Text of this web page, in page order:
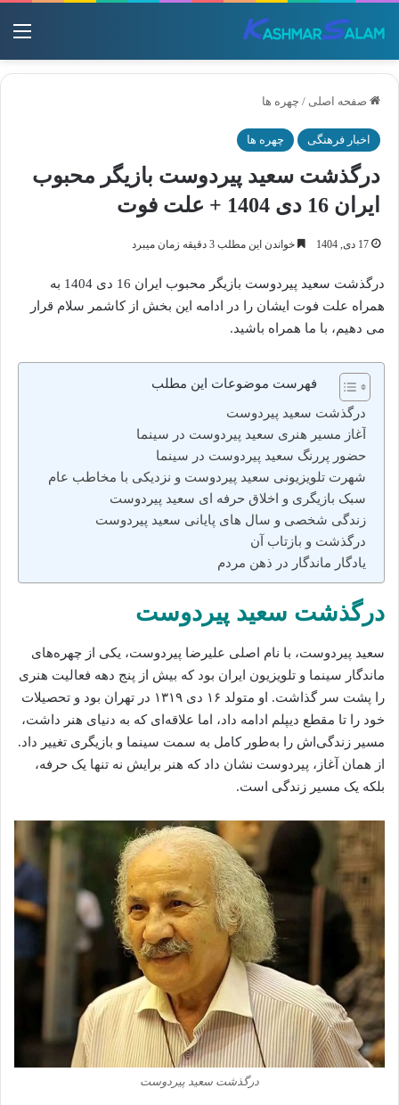
صفحه اصلی / چهره ها
اخبار فرهنگی چهره ها
درگذشت سعید پیردوست بازیگر محبوب
ایران 16 دی 1404 + علت فوت
17 دی, 1404 خواندن این مطلب 3 دقیقه زمان میبرد
درگذشت سعید پیردوست بازیگر محبوب ایران 16 دی 1404 به
همراه علت فوت ایشان را در ادامه این بخش از کاشمر سلام قرار
می دهیم، با ما همراه باشید.
فهرست موضوعات این مطلب
درگذشت سعید پیردوست
آغاز مسیر هنری سعید پیردوست در سینما
حضور پررنگ سعید پیردوست در سینما
شهرت تلویزیونی سعید پیردوست و نزدیکی با مخاطب عام
سبک بازیگری و اخلاق حرفه‌ ای سعید پیردوست
زندگی شخصی و سال‌ های پایانی سعید پیردوست
درگذشت و بازتاب آن
یادگار ماندگار در ذهن مردم
درگذشت سعید پیردوست
سعید پیردوست، با نام اصلی علیرضا پیردوست، یکی از چهره‌های
ماندگار سینما و تلویزیون ایران بود که بیش از پنج دهه فعالیت هنری
را پشت سر گذاشت. او متولد ۱۶ دی ۱۳۱۹ در تهران بود و تحصیلات
خود را تا مقطع دیپلم ادامه داد، اما علاقه‌ای که به دنیای هنر داشت،
مسیر زندگی‌اش را به‌طور کامل به سمت سینما و بازیگری تغییر داد.
از همان آغاز، پیردوست نشان داد که هنر برایش نه تنها یک حرفه،
بلکه یک مسیر زندگی است.
درگذشت سعید پیردوست